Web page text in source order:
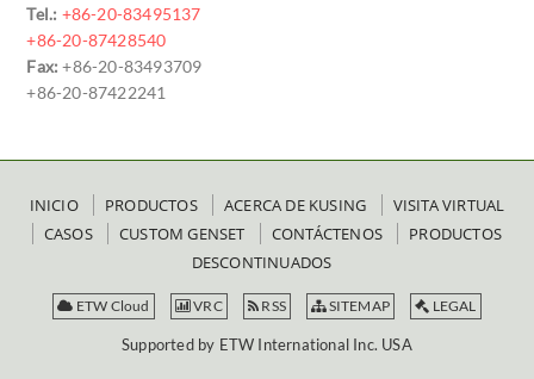
Tel.: +86-20-83495137
+86-20-87428540
Fax: +86-20-83493709
+86-20-87422241
INICIO PRODUCTOS ACERCA DE KUSING
VISITA VIRTUAL
CASOS
CUSTOM GENSET CONTÁCTENOS
PRODUCTOS
DESCONTINUADOS
ETW Cloud VRC RSS SITEMAP LEGAL
Supported by ETW International Inc. USA